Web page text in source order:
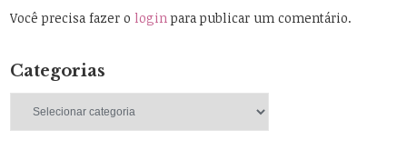
Você precisa fazer ologin para publicar um comentário.
Categorias